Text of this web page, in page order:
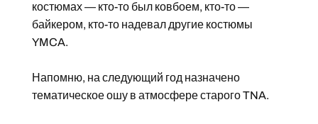
костюмах — кто-то был ковбоем, кто-то —
байкером, кто-то надевал другие костюмы
YMCA.
Напомню, на следующий год назначено
тематическое ошу в атмосфере старого TNA.